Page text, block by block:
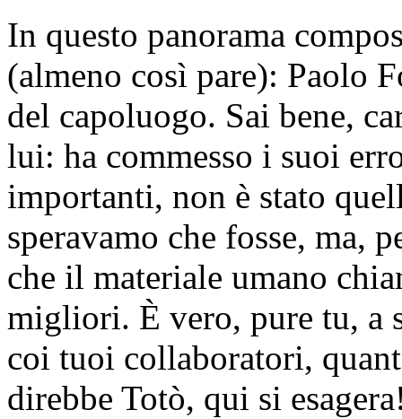
In questo panorama
(almeno così pare): Paolo
del capoluogo. Sai bene,
lui: ha commesso i suoi
importanti, non è stato
speravamo che fosse, ma,
che il materiale umano
migliori. È vero, pure tu, a
coi tuoi collaboratori,
direbbe Totò, qui si